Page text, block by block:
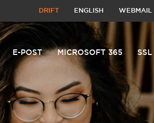
DRIFT ENGLISH WEBMAIL
E-POST MICROSOFT 365 SSL